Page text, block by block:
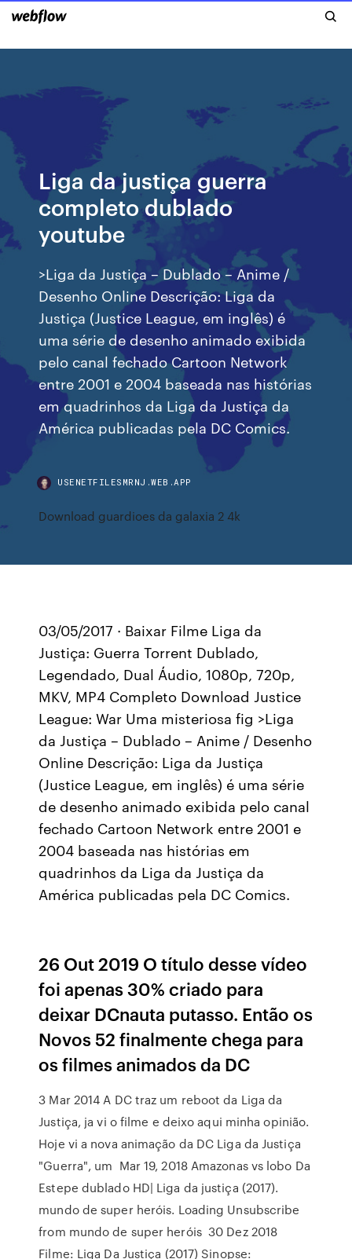
Liga da justiça guerra
completo dublado
youtube
>Liga da Justiça – Dublado – Anime /
Desenho Online Descrição: Liga da
Justiça (Justice League, em inglês) é
uma série de desenho animado exibida
pelo canal fechado Cartoon Network
entre 2001 e 2004 baseada nas histórias
em quadrinhos da Liga da Justiça da
América publicadas pela DC Comics.
USENETFILESMRNJ.WEB.APP
Download guardioes da galaxia 2 4k
03/05/2017 · Baixar Filme Liga da
Justiça: Guerra Torrent Dublado,
Legendado, Dual Áudio, 1080p, 720p,
MKV, MP4 Completo Download Justice
League: War Uma misteriosa fig >Liga
da Justiça – Dublado – Anime / Desenho
Online Descrição: Liga da Justiça
(Justice League, em inglês) é uma série
de desenho animado exibida pelo canal
fechado Cartoon Network entre 2001 e
2004 baseada nas histórias em
quadrinhos da Liga da Justiça da
América publicadas pela DC Comics.
26 Out 2019 O título desse vídeo
foi apenas 30% criado para
deixar DCnauta putasso. Então os
Novos 52 finalmente chega para
os filmes animados da DC
3 Mar 2014 A DC traz um reboot da Liga da
Justiça, ja vi o filme e deixo aqui minha opinião.
Hoje vi a nova animação da DC Liga da Justiça
"Guerra", um Mar 19, 2018 Amazonas vs lobo Da
Estepe dublado HD| Liga da justiça (2017).
mundo de super heróis. Loading Unsubscribe
from mundo de super heróis 30 Dez 2018
Filme: Liga Da Justiça (2017) Sinopse: